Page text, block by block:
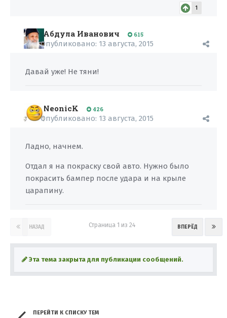
1
Абдула Иванович 615
Опубликовано: 13 августа, 2015
Давай уже! Не тяни!
NeonicK 426
Опубликовано: 13 августа, 2015
Ладно, начнем.
Отдал я на покраску свой авто. Нужно было
покрасить бампер после удара и на крыле
царапину.
НАЗАД ВПЕРЁД
Страница 1 из 24
Эта тема закрыта для публикации сообщений.
ПЕРЕЙТИ К СПИСКУ ТЕМ